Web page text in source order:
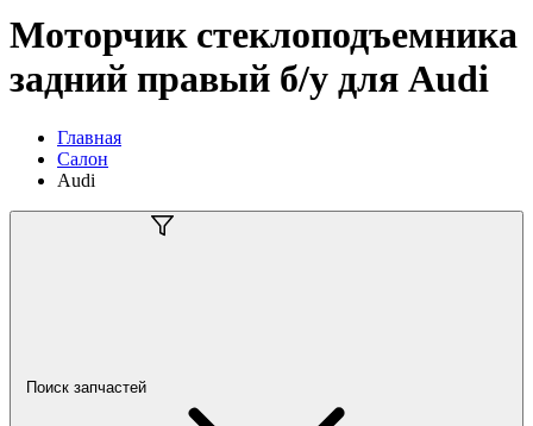
Моторчик стеклоподъемника
задний правый б/у для Audi
Главная
Салон
Audi
Поиск запчастей